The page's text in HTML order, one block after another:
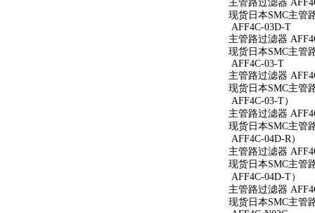
主管路过滤器
现货日本SMC主管
AFF4C-03D-T
主管路过滤器
现货日本SMC主管
AFF4C-03-T
主管路过滤器
现货日本SMC主管
AFF4C-03-T）
主管路过滤器
现货日本SMC主管
AFF4C-04D-R）
主管路过滤器
现货日本SMC主管
AFF4C-04D-T）
主管路过滤器
现货日本SMC主管